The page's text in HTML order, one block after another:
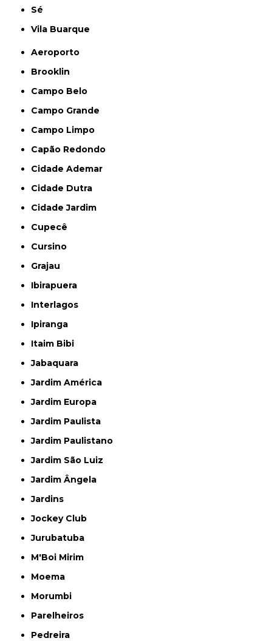
Sé
Vila Buarque
Aeroporto
Brooklin
Campo Belo
Campo Grande
Campo Limpo
Capão Redondo
Cidade Ademar
Cidade Dutra
Cidade Jardim
Cupecê
Cursino
Grajau
Ibirapuera
Interlagos
Ipiranga
Itaim Bibi
Jabaquara
Jardim América
Jardim Europa
Jardim Paulista
Jardim Paulistano
Jardim São Luiz
Jardim Ângela
Jardins
Jockey Club
Jurubatuba
M'Boi Mirim
Moema
Morumbi
Parelheiros
Pedreira